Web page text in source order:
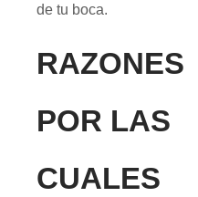
de tu boca.
RAZONES
POR LAS
CUALES